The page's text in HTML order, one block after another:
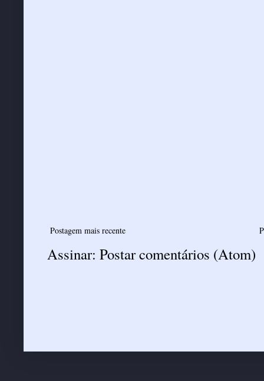
Postagem mais recente
Assinar: Postar comentários (Atom)